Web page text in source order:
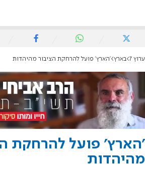
ערוץ 7 בארץ 'הארץ' פועל להרחקת הציבור מהיהדות
'הארץ' פועל להרחקת
מהיהדות